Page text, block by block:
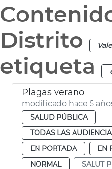
Distrito
etiqueta
Plagas verano
modificado hace 5
SALUD PÚBLICA
TODAS LAS
EN PORTADA
EN
NORMAL
SALUT